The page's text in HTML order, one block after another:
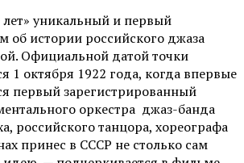
уникальный и первый
об истории российского джаза
Официальной датой точки
1 октября 1922 года, когда впервые
первый зарегистрированный
оркестра джаз-банда
российского танцора, хореографа
принес в СССР не столько сам